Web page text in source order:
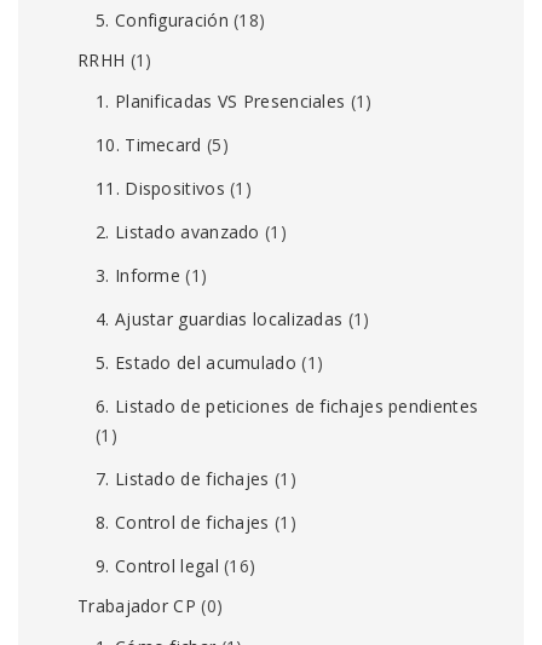
5. Configuración (18)
RRHH (1)
1. Planificadas VS Presenciales (1)
10. Timecard (5)
11. Dispositivos (1)
2. Listado avanzado (1)
3. Informe (1)
4. Ajustar guardias localizadas (1)
5. Estado del acumulado (1)
6. Listado de peticiones de fichajes pendientes
(1)
7. Listado de fichajes (1)
8. Control de fichajes (1)
9. Control legal (16)
Trabajador CP (0)